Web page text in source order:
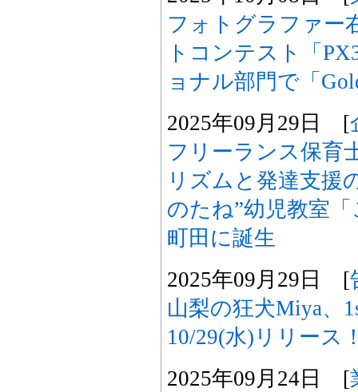
フォトグラファー
トコンテスト「
ョナル部門で「
2025年09月29日 [
フリーランス保育
リズムと発達支援
のたね”幼児教室
町田に誕生
2025年09月29日 [
山梨の狂犬Miya、
10/29(水)リリース
2025年09月24日 [